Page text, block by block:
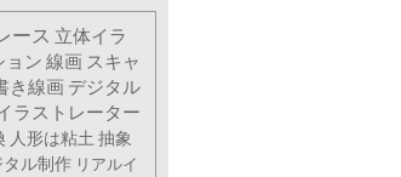
ース 立体イラ
ョン 線画 スキャ
き線画 デジタル
ラストレーター
人形は粘土 抽象
タル制作 リアルイ